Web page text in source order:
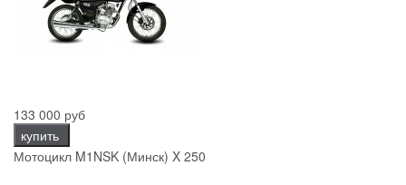
133 000 руб
купить
Мотоцикл M1NSK (Минск) X 250